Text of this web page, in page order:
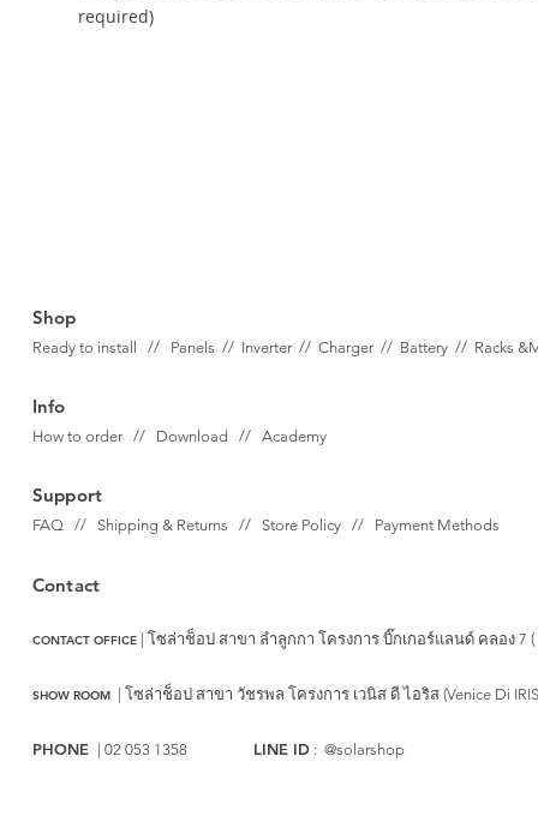
required)
Shop
Ready to install // Panels // Inverter // Charger // Battery // Racks
Info
How to order // Download // Academy
Support
FAQ // Shipping & Returns // Store Policy // Payment Methods
Contact
CONTACT OFFICE | โซล่าช็อป สาขา ลำลูกกา โครงการ บิ๊กเกอร์แลนด์ คลอง 7
SHOW ROOM โซล่าช็อป สาขา วัชรพล โครงการ เวนิส ดี ไอริส (Venice Di
PHONE | 02 053 1358 LINE ID : @solarshop